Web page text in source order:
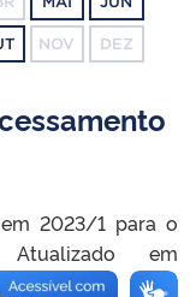
NOV DEZ
2023/1 para o
Atualizado em